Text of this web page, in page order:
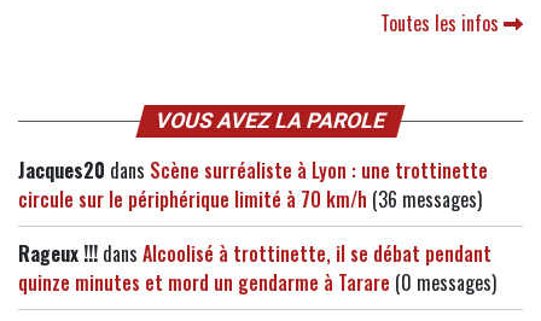
Toutes les infos
VOUS AVEZ LA PAROLE
Jacques20 dans Scène surréaliste à Lyon : une trottinette
circule sur le périphérique limité à 70 km/h (36 messages)
Rageux !!! dans Alcoolisé à trottinette, il se débat pendant
quinze minutes et mord un gendarme à Tarare (0 messages)